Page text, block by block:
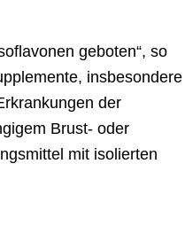
geboten“, so
insbesondere
der
Brust- oder
mit isolierten